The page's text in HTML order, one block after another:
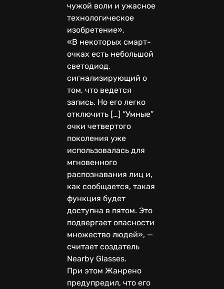
чужой воли и ужасное
технологическое
изобретение».
«В некоторых смарт-
очках есть небольшой
светодиод,
сигнализирующий о
том, что ведется
запись. Но его легко
отключить […] “Умные”
очки четвертого
поколения уже
использовалась для
мгновенного
распознавания лиц и,
как сообщается, такая
функция будет
доступна в пятом. Это
подвергает опасности
множество людей», —
считает создатель
Nearby Glasses.
При этом Жанрено
предупредил, что его